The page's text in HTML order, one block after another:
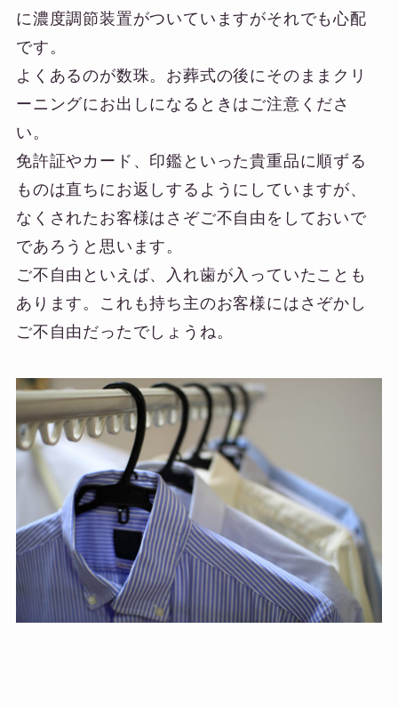
に濃度調節装置がついていますがそれでも心配
です。
よくあるのが数珠。お葬式の後にそのままクリ
ーニングにお出しになるときはご注意くださ
い。
免許証やカード、印鑑といった貴重品に順ずる
ものは直ちにお返しするようにしていますが、
なくされたお客様はさぞご不自由をしておいで
であろうと思います。
ご不自由といえば、入れ歯が入っていたことも
あります。これも持ち主のお客様にはさぞかし
ご不自由だったでしょうね。